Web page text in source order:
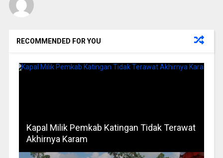
RECOMMENDED FOR YOU
Kapal Milik Pemkab Katingan Tidak Terawat
Akhirnya Karam